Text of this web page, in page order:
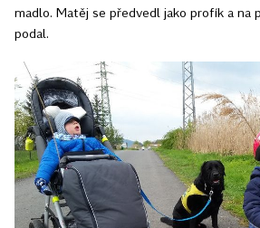
madlo. Matěj se předvedl jako profík a na
podal.